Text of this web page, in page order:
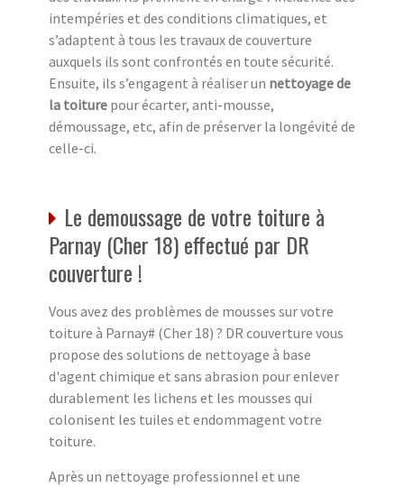
intempéries et des conditions climatiques, et
s’adaptent à tous les travaux de couverture
auxquels ils sont confrontés en toute sécurité.
Ensuite, ils s’engagent à réaliser un nettoyage de
la toiture pour écarter, anti-mousse,
démoussage, etc, afin de préserver la longévité de
celle-ci.
Le demoussage de votre toiture à
Parnay (Cher 18) effectué par DR
couverture !
Vous avez des problèmes de mousses sur votre
toiture à Parnay# (Cher 18) ? DR couverture vous
propose des solutions de nettoyage à base
d'agent chimique et sans abrasion pour enlever
durablement les lichens et les mousses qui
colonisent les tuiles et endommagent votre
toiture.
Après un nettoyage professionnel et une